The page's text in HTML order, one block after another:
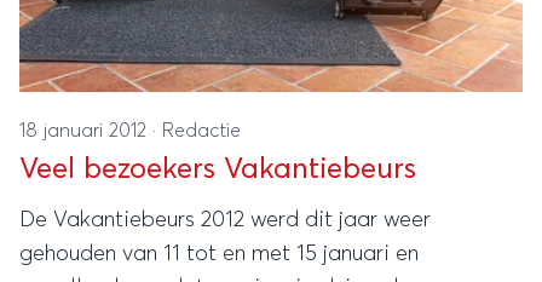
18 januari 2012 · Redactie
Veel bezoekers Vakantiebeurs
De Vakantiebeurs 2012 werd dit jaar weer
gehouden van 11 tot en met 15 januari en